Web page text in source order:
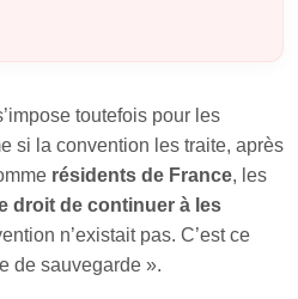
toutefois pour les
si la convention les traite, après
résidents de France, les
droit de continuer à les
n’existait pas. C’est ce
de sauvegarde ».